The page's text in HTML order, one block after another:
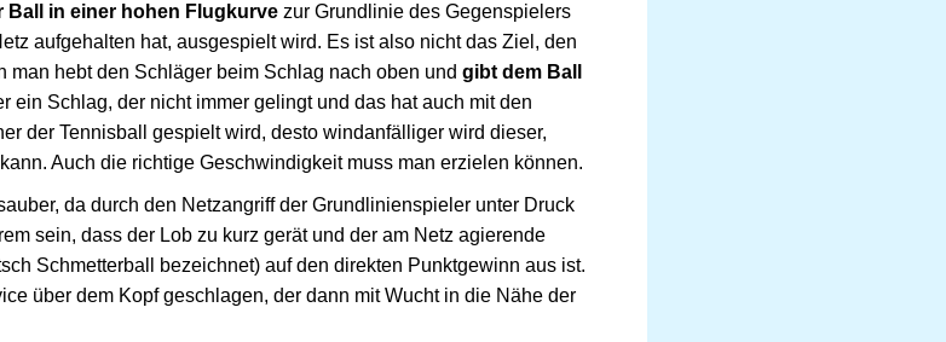
Ball in einer hohen Flugkurve zur Grundlinie des Gegenspielers
aufgehalten hat, ausgespielt wird. Es ist also nicht das Ziel, den
man hebt den Schläger beim Schlag nach oben und gibt dem Ball
ein Schlag, der nicht immer gelingt und das hat auch mit den
der Tennisball gespielt wird, desto windanfälliger wird dieser,
Auch die richtige Geschwindigkeit muss man erzielen können.
da durch den Netzangriff der Grundlinienspieler unter Druck
sein, dass der Lob zu kurz gerät und der am Netz agierende
Schmetterball bezeichnet) auf den direkten Punktgewinn aus ist.
über dem Kopf geschlagen, der dann mit Wucht in die Nähe der